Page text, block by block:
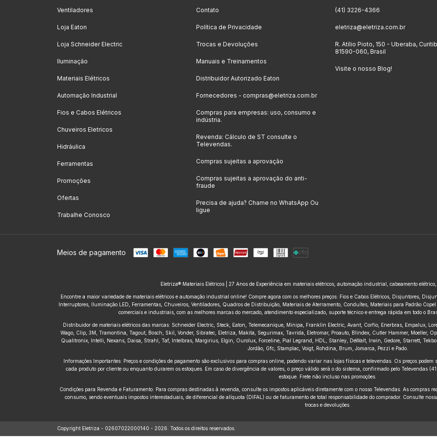
Ventiladores
Loja Eaton
Loja Schneider Electric
Iluminação
Materiais Elétricos
Automação Industrial
Fios e Cabos Elétricos
Chuveiros Eletricos
Hidráulica
Ferramentas
Promoções
Ofertas
Trabalhe Conosco
Contato
Política de Privacidade
Trocas e Devoluções
Manuais e Treinamentos
Distribuidor Autorizado Eaton
Fornecedores - compras@eletriza.com.br
Compras para empresas: uso, consumo e
indústria.
Revenda: Cálculo de ST consulte o
Televendas.
Compras sujeitas a aprovação
Compras sujeitas a aprovação do anti-
fraude
Precisa de ajuda? Chame no WhatsApp Ou
ligue
(41) 3226-4366
eletriza@eletriza.com.br
R. Atílio Pioto, 150 - Uberaba,
81590-060, Brasil
Visite o nosso Blog!
Meios de pagamento
Eletriza® Materiais Elétricos | 27 Anos de Experiência em materiais elétricos, automação industrial, cabeamento
Encontre a maior variedade de materiais elétricos e automação industrial online! Compre agora com os melhores preços: Fios e Cabos Elétricos, Disjuntores,
Interruptores, Iluminação LED, Ferramentas, Chuveiros, Ventiladores, Quadros de Distribuição, Materiais de Aterramento, Conduítes, Materiais para Padrão
comerciais e industriais, com as melhores marcas do mercado, atendimento especializado, suporte técnico e entrega rápida em todo o
Distribuidor de materiais elétricos das marcas: Schneider Electric, Steck, Eaton, Telemecanique, Minipa, Franklin Electric, Avant, Corfio, Enerbras, Empalux,
Wago, Clip, 3M, Tramontina, Tagout, Bosch, Skil, Vonder, Sibratec, Eletriza, Makita, Segurimax, Tavrida, Eletromar, Proauto, Blindex, Cutler Hammer, Moeller,
Qualitronix, Intelli, Nexans, Daisa, Strahl, Taf, Intelbras, Margirius, Elgin, Ourolux, Forceline, Pial Legrand, HDL, Stanley, DeWalt, Irwin, Gedore, Starrett,
Jordão, Gfc, Stamplac, Voigt, Rohdina, Brum, Jomarca, Pezzi e Pado.
Informações Importantes: Preços e condições de pagamento são exclusivos para compras online, podendo variar nas lojas físicas e televendas. Os preços
cada produto por cliente ou enquanto durarem os estoques. Em caso de divergência de valores, o preço válido será o do sistema, confirmado pelo Televendas
estoque. Frete não incluso nas promoções.
Condições para Revenda e Faturamento: Para compras destinadas à revenda, consulte os impostos aplicáveis diretamente com o nosso Televendas. As compras
consumo, sendo eventuais impostos interestaduais, de diferencial de alíquota (DIFAL) ou de faturamento de total responsabilidade do comprador. Consulte
trocas e devoluções.
Copyright Eletriza - 02607022000140 - 2026. Todos os direitos reservados.